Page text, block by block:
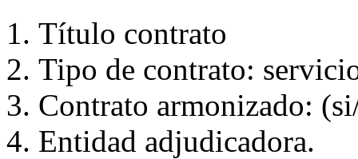
Título contrato
Tipo de contrato:
Contrato armonizado:
Entidad adjudicadora.